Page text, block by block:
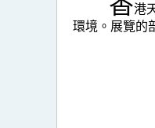
港
環境。展覽的